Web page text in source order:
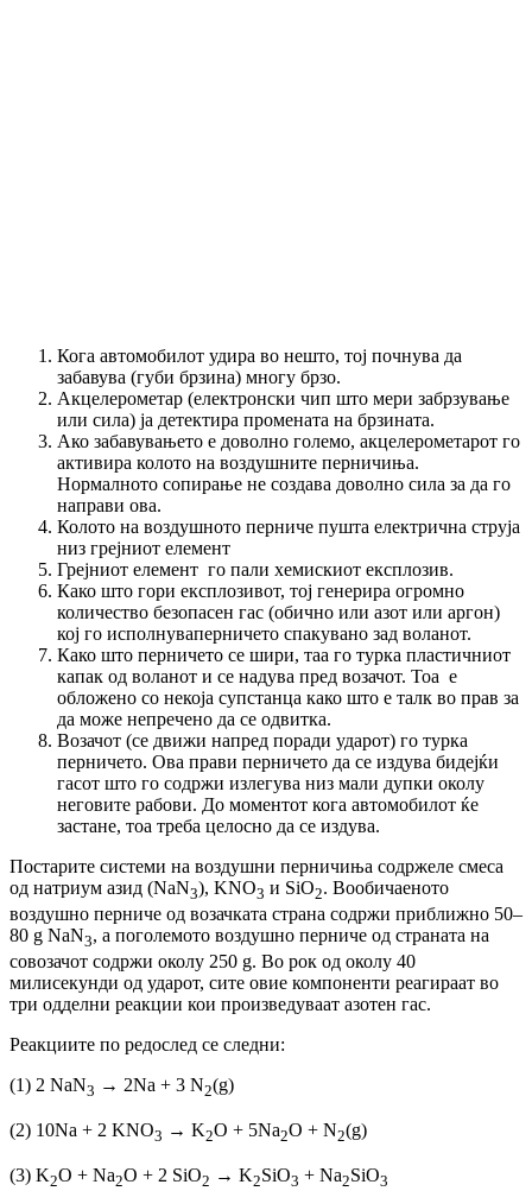
Кога автомобилот удира во нешто, тој почнува да
забавува (губи брзина) многу брзо.
Акцелерометар (електронски чип што мери забрзување
или сила) ја детектира промената на брзината.
Ако забавувањето е доволно големо, акцелерометарот го
активира колото на воздушните перничиња.
Нормалното сопирање не создава доволно сила за да го
направи ова.
Колото на воздушното перниче пушта електрична струја
низ грејниот елемент
Грејниот елемент го пали хемискиот експлозив.
Како што гори експлозивот, тој генерира огромно
количество безопасен гас (обично или азот или аргон)
кој го исполнуваперничето спакувано зад воланот.
Како што перничето се шири, таа го турка пластичниот
капак од воланот и се надува пред возачот. Тоа е
обложено со некоја супстанца како што е талк во прав за
да може непречено да се одвитка.
Возачот (се движи напред поради ударот) го турка
перничето. Ова прави перничето да се издува бидејќи
гасот што го содржи излегува низ мали дупки околу
неговите рабови. До моментот кога автомобилот ќе
застане, тоа треба целосно да се издува.
Постарите системи на воздушни перничиња содржеле смеса
од натриум азид (NaN3), KNO3 и SiO2. Вообичаеното
воздушно перниче од возачката страна содржи приближно 50–
80 g NaN3, а поголемото воздушно перниче од страната на
совозачот содржи околу 250 g. Во рок од околу 40
милисекунди од ударот, сите овие компоненти реагираат во
три одделни реакции кои произведуваат азотен гас.
Реакциите по редослед се следни:
(1) 2 NaN3 → 2Na + 3 N2(g)
(2) 10Na + 2 KNO3 → K2O + 5Na2O + N2(g)
(3) K2O + Na2O + 2 SiO2 → K2SiO3 + Na2SiO3